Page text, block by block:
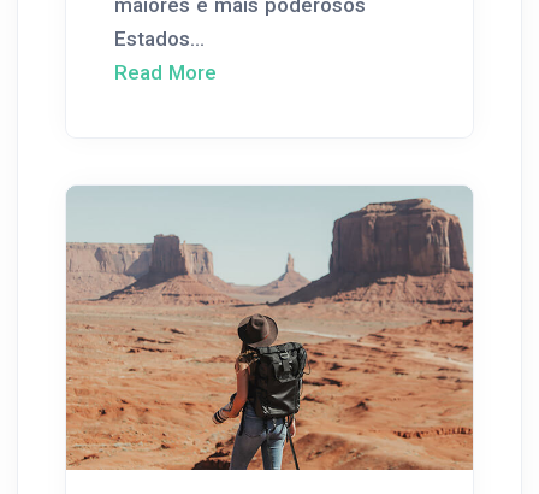
Estados...
Read More